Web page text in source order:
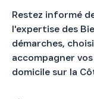
dans les
Où vit la
Restez informé
l'expertise des
démarches,
accompagner
domicile sur la